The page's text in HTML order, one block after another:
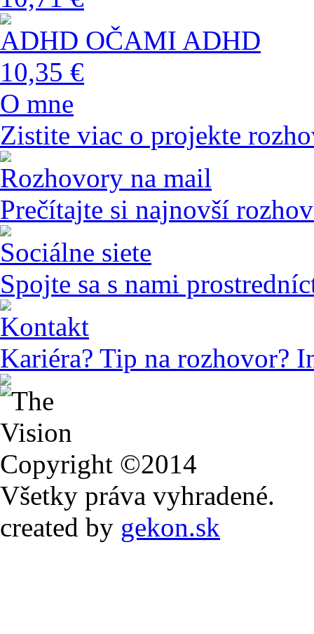
ADHD OČAMI ADHD
10,35 €
O mne
Zistite viac o projekte
Rozhovory na mail
Prečítajte si najnovší
Sociálne siete
Spojte sa s nami
Kontakt
Kariéra? Tip na rozhovor?
Copyright ©2014
Všetky práva vyhradené.
created by gekon.sk